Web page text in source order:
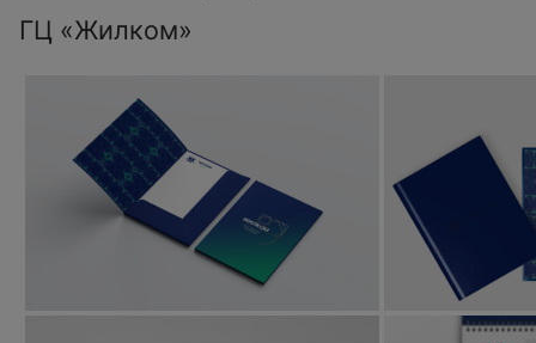
ГЦ «Жилком»